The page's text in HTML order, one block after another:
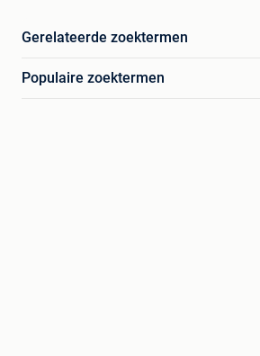
Gerelateerde zoektermen
Populaire zoektermen